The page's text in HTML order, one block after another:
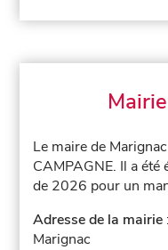
Le maire de
CAMPAGNE. Il a
de 2026 pour un
Adresse de la mairie
Marignac